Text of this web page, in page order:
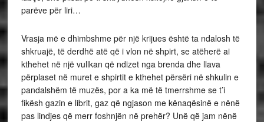
parëve për liri…
Vrasja më e dhimbshme për një krijues është ta ndalosh të
shkruajë, të derdhë atë që i vlon në shpirt, se atëherë ai
kthehet në një vullkan që ndizet nga brenda dhe llava
përplaset në muret e shpirtit e kthehet përsëri në shkulin e
pandalshëm të muzës, por a ka më të tmerrshme se t’i
fikësh gazin e librit, gaz që ngjason me kënaqësinë e nënë
pas lindjes që merr foshnjën në prehër? Unë që jam nënë